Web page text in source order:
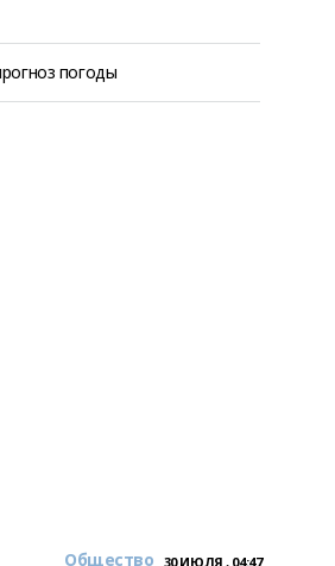
погоды
Общество 30 ИЮЛЯ , 04:47